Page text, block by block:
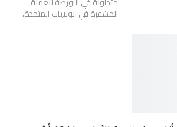
المشفرة في الولايات المتحدة،